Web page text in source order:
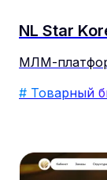
NL Star
МЛМ-
# Товарный